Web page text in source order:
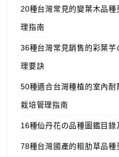
20種台灣常見的變葉木品
理指南
36種台灣常見銷售的彩葉
理要訣
50種適合台灣種植的室內
栽培管理指南
16種仙丹花の品種圖鑑目錄
78種台灣國產的粗肋草品